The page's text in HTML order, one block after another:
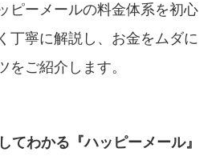
ピーメールの料金体系を初心
丁寧に解説し、お金をムダに
をご紹介します。
てわかる『ハッピーメール』